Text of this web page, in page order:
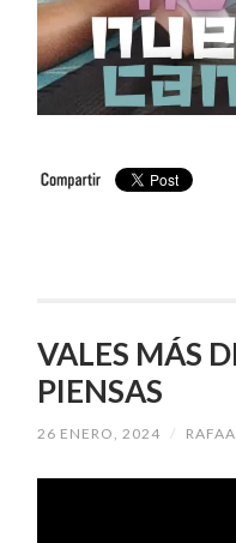
VALES MÁS
PIENSAS
26 ENERO, 2024 /